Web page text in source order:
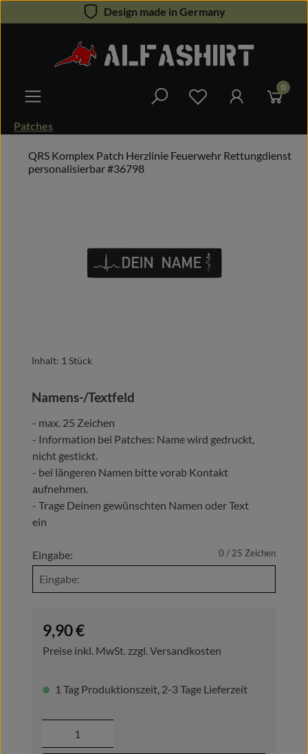
Zum Hauptinhalt springenDesign made in Germany
Du hast 0 0
Patches
QRS Komplex Patch Herzlinie Feuerwehr Rettungdienst
personalisierbar #36798
Inhalt: 1 Stück
Namens-/Textfeld
- max. 25 Zeichen
- Information bei Patches: Name wird gedruckt,
nicht gestickt.
- bei längeren Namen bitte vorab Kontakt
aufnehmen.
- Trage Deinen gewünschten Namen oder Text
ein
Eingabe: 0 / 25 Zeichen
Regulärer Preis:
9,90 €
Preise inkl. MwSt. zzgl. Versandkosten
1 Tag Produktionszeit, 2-3 Tage Lieferzeit
Produkt Anzahl: Gib den gewünschten